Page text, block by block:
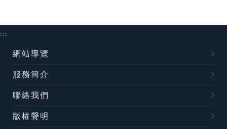
:::
網站導覽
服務簡介
聯絡我們
版權聲明